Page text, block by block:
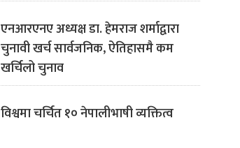
एनआरएनए अध्यक्ष डा. हेमराज शर्माद्वारा
चुनावी खर्च सार्वजनिक, ऐतिहासमै कम
खर्चिलो चुनाव
विश्वमा चर्चित १० नेपालीभाषी व्यक्तित्व